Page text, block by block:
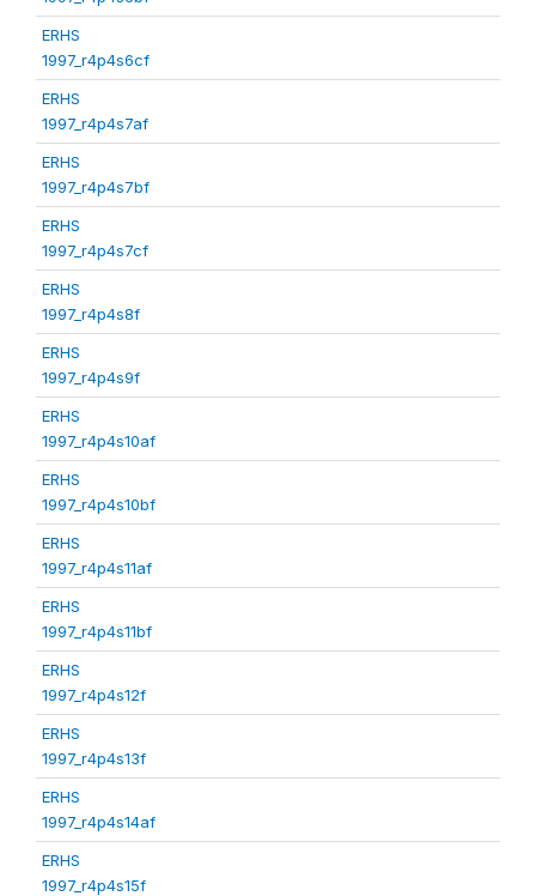
ERHS
1997_r4p4s6cf
ERHS
1997_r4p4s7af
ERHS
1997_r4p4s7bf
ERHS
1997_r4p4s7cf
ERHS
1997_r4p4s8f
ERHS
1997_r4p4s9f
ERHS
1997_r4p4s10af
ERHS
1997_r4p4s10bf
ERHS
1997_r4p4s11af
ERHS
1997_r4p4s11bf
ERHS
1997_r4p4s12f
ERHS
1997_r4p4s13f
ERHS
1997_r4p4s14af
ERHS
1997_r4p4s15f